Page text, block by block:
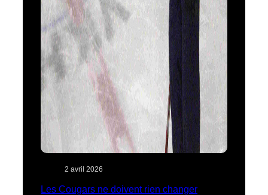
2 avril 2026
Les Cougars ne doivent rien changer